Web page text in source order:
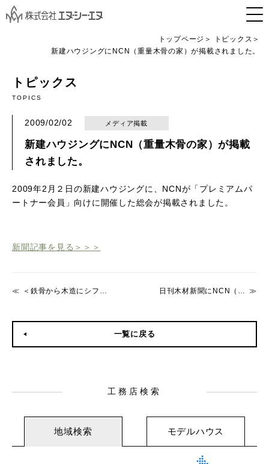
トップページ
トピックス
新建ハウジングにNCN（重量木骨の家）が掲載されました。
トピックス
TOPICS
2009/02/02 メディア掲載
新建ハウジングにNCN（重量木骨の家）が掲載
されました。
2009年2月２日の新建ハウジングに、NCNが「プレミアムパ
ートナー会員」向けに開催した総会が掲載されました。
新聞記事を見る＞＞＞
＜鉄骨から木造にシフト！＞建築業界で注目のSE構法！ 日刊木材新聞にNCN（重量木骨の家）が掲載されました。
一覧に戻る
工務店検索
地域検索 モデルハウス